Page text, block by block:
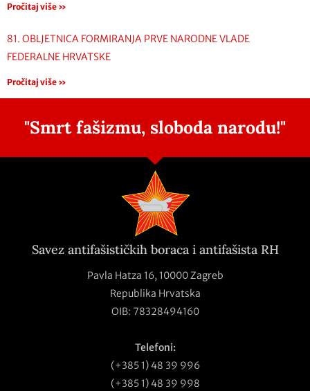
Pročitaj više »
81. OBLJETNICA FORMIRANJA PRVE NARODNE VLADE
FEDERALNE HRVATSKE
Pročitaj više »
"Smrt fašizmu, sloboda narodu!"
Savez antifašističkih boraca i antifašista RH
Pavla Hatza 16, 10000 Zagreb
Republika Hrvatska
OIB: 78328494160
Telefoni:
(+385 1) 48 39 996
(+385 1) 48 39 998